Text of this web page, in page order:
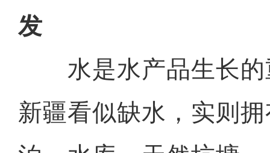
发
水是水产品生长的
新疆看似缺水，实则